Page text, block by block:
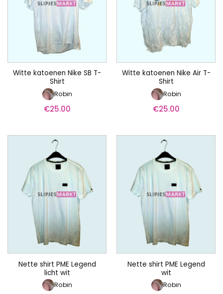
Witte katoenen Nike SB T-
Shirt
Robin
€25.00
Witte katoenen Nike Air T-
Shirt
Robin
€25.00
Nette shirt PME Legend
licht wit
Robin
Nette shirt PME Legend
wit
Robin